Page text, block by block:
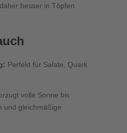
besser in Töpfen
Perfekt für Salate, Quark
volle Sonne bis
und gleichmäßige